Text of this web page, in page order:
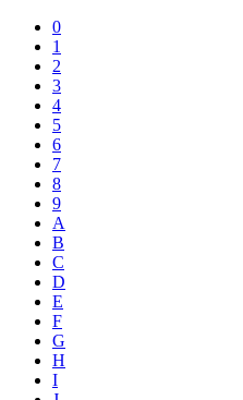
0
1
2
3
4
5
6
7
8
9
A
B
C
D
E
F
G
H
I